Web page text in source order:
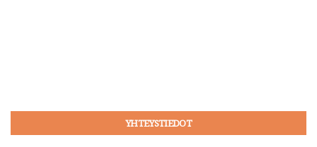
YHTEYSTIEDOT